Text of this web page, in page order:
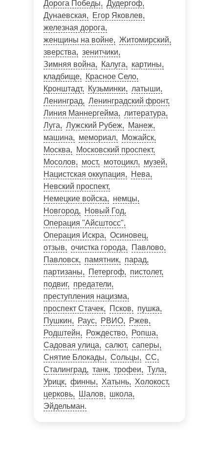
Дорога Победы
Дудергоф
Дунаевская
Егор Яковлев
железная дорога
женщины на войне
Житомирский
зверства
зенитчики
Зимняя война
Калуга
картины
кладбище
Красное Село
Кронштадт
Кузьминки
латыши
Ленинград
Ленинградский фронт
Линия Маннергейма
литература
Луга
Лужский Рубеж
Манеж
машина
мемориал
Можайск
Москва
Московский проспект
Мосолов
мост мотоцикл
музей
Нацистская оккупация
Нева
Невский проспект
Немецкие войска
немцы
Новгород
Новый Год
Операция "Айсштосс"
Операция Искра
Осиновец
отзыв
очистка города
Павлово
Павловск
памятник
парад
партизаны
Петергоф
пистолет
подвиг
предатели
преступления нацизма
проспект Стачек
Псков
пушка
Пушкин
Раус РВИО
Ржев
Родштейн
Рождество
Ропша
Садовая улица
салют
саперы
Снятие Блокады
Сольцы
СС
Сталинград
танк трофеи
Тула
Урицк
финны Хатынь
Холокост
церковь
Шалов
школа
Эйдельман